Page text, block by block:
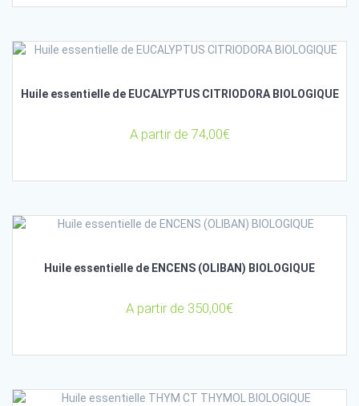
Huile essentielle de EUCALYPTUS CITRIODORA BIOLOGIQUE
A partir de 74,00€
Huile essentielle de ENCENS (OLIBAN) BIOLOGIQUE
A partir de 350,00€